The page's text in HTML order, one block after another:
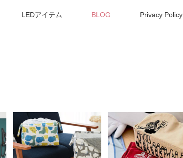
LEDアイテム BLOG Privacy Policy